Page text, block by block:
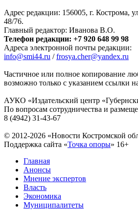
Адрес редакции: 156005, г. Кострома,
48/76.
Главный редактор: Иванова В.О.
Телефон редакции: +7 920 648 99 98
Адреса электронной почты редакции:
info@smi44.ru /frosya.cher@yandex.ru
Частичное или полное копирование
возможно только с указанием ссылки
АУКО «Издательский центр
По вопросам сотрудничества и
8 (4942) 31-43-67
© 2012-2026 «Новости Костромской
Поддержка сайта «Точка опоры» 16+
Главная
Анонсы
Мнение экспертов
Власть
Экономика
Муниципалитеты